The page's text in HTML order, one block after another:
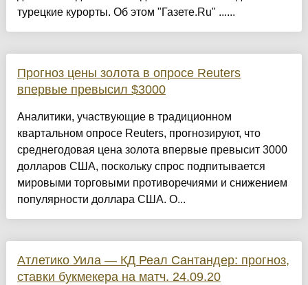
турецкие курорты. Об этом "Газете.Ru" ......
Прогноз цены золота в опросе Reuters
впервые превысил $3000
Аналитики, участвующие в традиционном
квартальном опросе Reuters, прогнозируют, что
среднегодовая цена золота впервые превысит 3000
долларов США, поскольку спрос подпитывается
мировыми торговыми противоречиями и снижением
популярности доллара США. О...
Атлетико Уила — КД Реал Сантандер: прогноз,
ставки букмекера на матч. 24.09.20